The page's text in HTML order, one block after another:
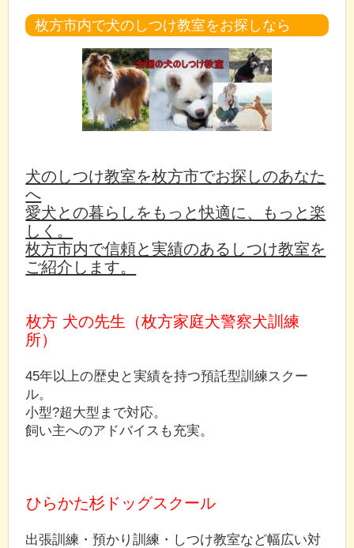
枚方市内で犬のしつけ教室をお探しなら
犬のしつけ教室を枚方市でお探しのあなた
へ
愛犬との暮らしをもっと快適に、もっと楽
しく。
枚方市内で信頼と実績のあるしつけ教室を
ご紹介します。
枚方 犬の先生（枚方家庭犬警察犬訓練
所）
45年以上の歴史と実績を持つ預託型訓練スクー
ル。
小型?超大型まで対応。
飼い主へのアドバイスも充実。
ひらかた杉ドッグスクール
出張訓練・預かり訓練・しつけ教室など幅広い対